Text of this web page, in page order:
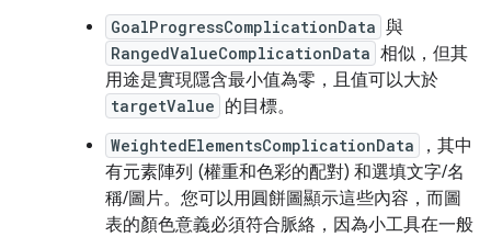
GoalProgressComplicationData 與
RangedValueComplicationData 相似，但其
用途是實現隱含最小值為零，且值可以大於
targetValue 的目標。
WeightedElementsComplicationData
，其中
有元素陣列 (權重和色彩的配對) 和選填文字/名
稱/圖片。您可以用圓餅圖顯示這些內容，而圖
表的顏色意義必須符合脈絡，因為小工具在一般